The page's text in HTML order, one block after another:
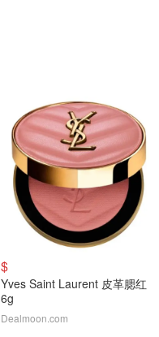
$
Yves Saint Laurent 皮革腮红
6g
Dealmoon.com